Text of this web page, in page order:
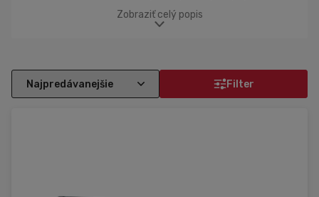
vynikajúcu ochranu pred UV žiarením, prachom a inými
vonkajšími vplyvmi, čo ich robí ideálnymi pre cyklistiku, beh, MTB
svetelných podmienkach. Ľahká a pevná konštrukcia
Zobraziť celý popis
Filter